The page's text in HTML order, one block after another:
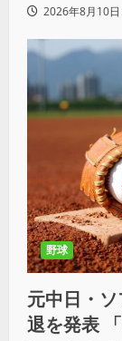
2026年8月10日
野球
元中日・
退を発表